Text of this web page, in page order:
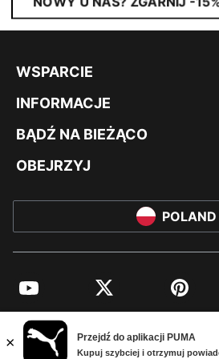
WSPARCIE
INFORMACJE
BĄDŹ NA BIEŻĄCO
OBEJRZYJ
POLAND
YouTube Twitter Pinterest
© PUMA EUROPE GMBH, 2026.